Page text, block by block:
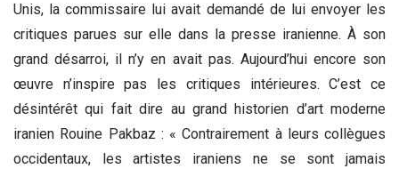
Unis, la commissaire lui avait demandé de lui envoyer les
critiques parues sur elle dans la presse iranienne. À son
grand désarroi, il n’y en avait pas. Aujourd’hui encore son
œuvre n’inspire pas les critiques intérieures. C’est ce
désintérêt qui fait dire au grand historien d’art moderne
iranien Rouine Pakbaz : « Contrairement à leurs collègues
occidentaux, les artistes iraniens ne se sont jamais